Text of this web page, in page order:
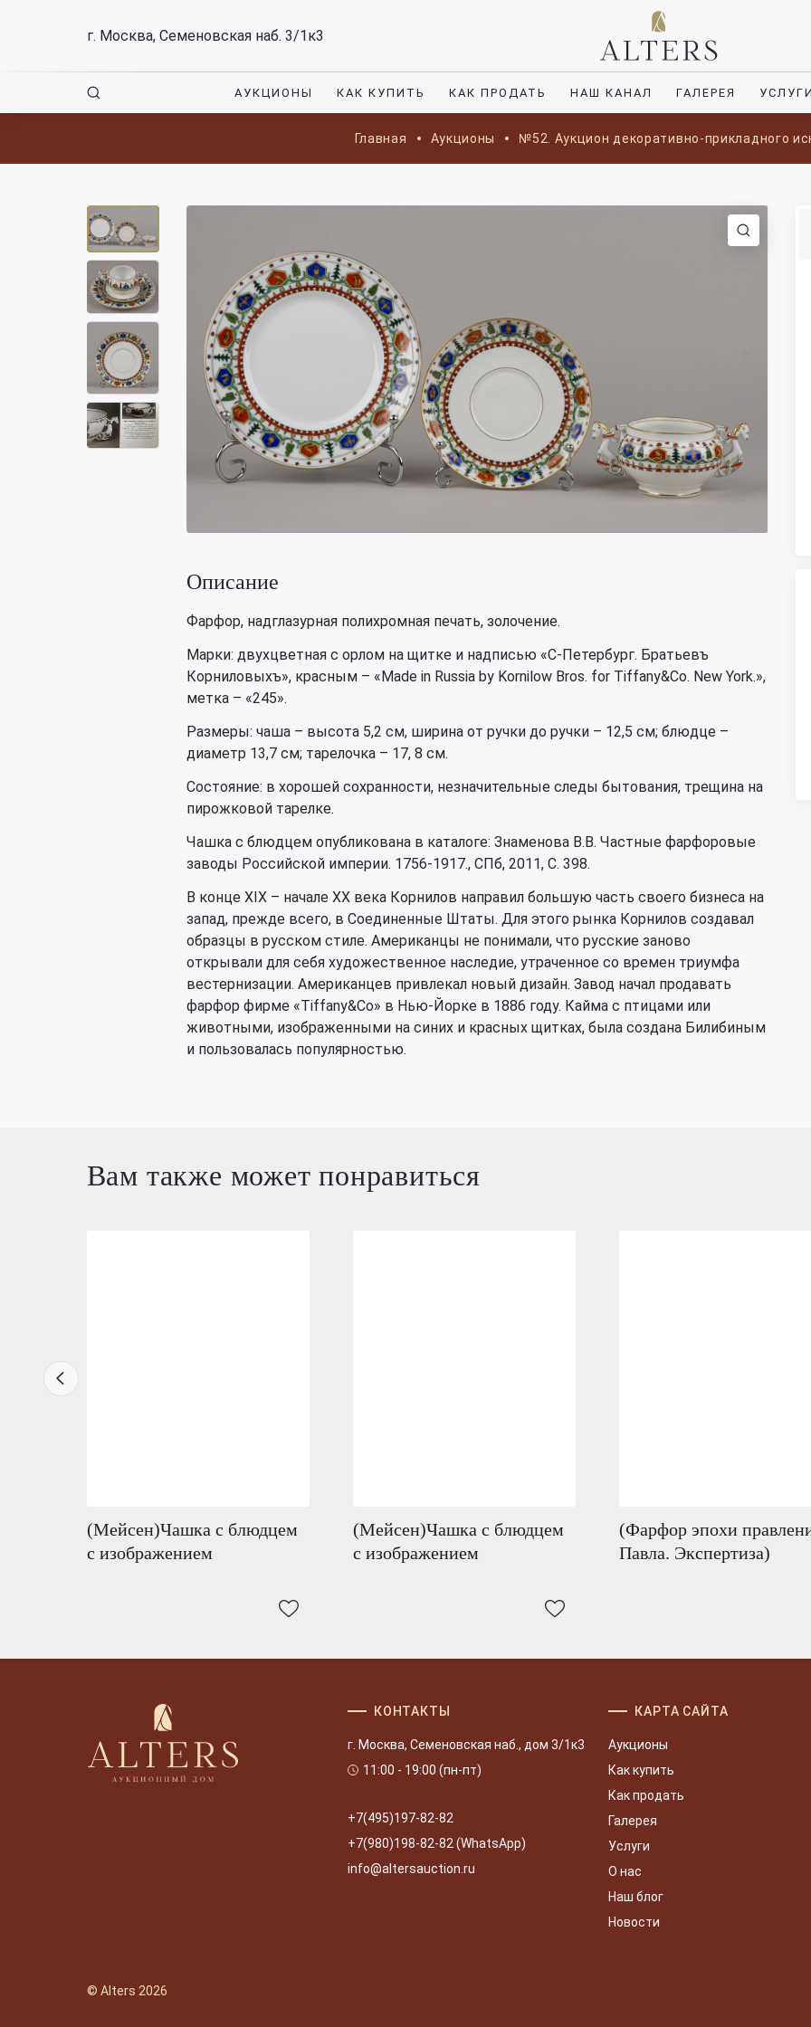
г. Москва, Семеновская наб. 3/1к3
АУКЦИОНЫ КАК КУПИТЬ КАК ПРОДАТЬ НАШ КАНАЛ ГАЛЕРЕЯ
Главная Аукционы №52. Аукцион декоративно-прикладного
Описание
Фарфор, надглазурная полихромная печать, золочение.
Марки: двухцветная с орлом на щитке и надписью «С-Петербург. Братьевъ
Корниловыхъ», красным – «Made in Russia by Kornilow Bros. for Tiffany&Co. New York.»,
метка – «245».
Размеры: чаша – высота 5,2 см, ширина от ручки до ручки – 12,5 см; блюдце –
диаметр 13,7 см; тарелочка – 17, 8 см.
Состояние: в хорошей сохранности, незначительные следы бытования, трещина на
пирожковой тарелке.
Чашка с блюдцем опубликована в каталоге: Знаменова В.В. Частные фарфоровые
заводы Российской империи. 1756-1917., СПб, 2011, С. 398.
В конце XIX – начале XX века Корнилов направил большую часть своего бизнеса на
запад, прежде всего, в Соединенные Штаты. Для этого рынка Корнилов создавал
образцы в русском стиле. Американцы не понимали, что русские заново
открывали для себя художественное наследие, утраченное со времен триумфа
вестернизации. Американцев привлекал новый дизайн. Завод начал продавать
фарфор фирме «Tiffany&Co» в Нью-Йорке в 1886 году. Кайма с птицами или
животными, изображенными на синих и красных щитках, была создана Билибиным
и пользовалась популярностью.
Вам также может понравиться
(Мейсен)Чашка с блюдцем
с изображением
(Мейсен)Чашка с блюдцем
с изображением
(Фарфор эпохи
Павла. Экспертиза)
© Alters 2026
КОНТАКТЫ
г. Москва, Семеновская наб., дом 3/1к3
11:00 - 19:00 (пн-пт)
+7(495)197-82-82
+7(980)198-82-82 (WhatsApp)
info@altersauction.ru
КАРТА САЙТА
Аукционы
Как купить
Как продать
Галерея
Услуги
О нас
Наш блог
Новости